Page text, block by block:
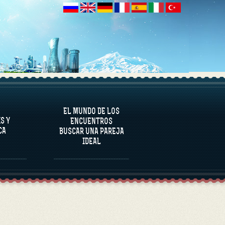
Y
EL MUNDO DE LOS
ENCUENTROS
BUSCAR UNA PAREJA
IDEAL